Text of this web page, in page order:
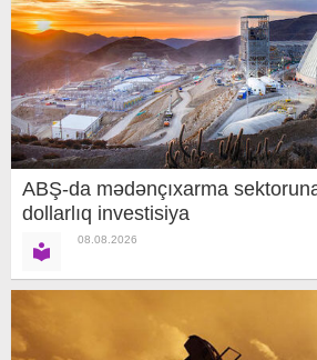
ABŞ-da mədənçıxarma
dollarlıq investisiya
08.08.2026